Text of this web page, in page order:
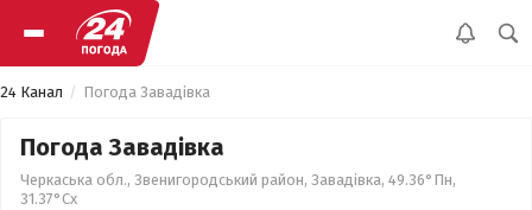
24 Канал Погода Завадівка
Погода Завадівка
Черкаська обл., Звенигородський район, Завадівка, 49.36°Пн,
31.37°Сх